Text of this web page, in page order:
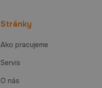
Stránky
Ako pracujeme
Servis
O nás